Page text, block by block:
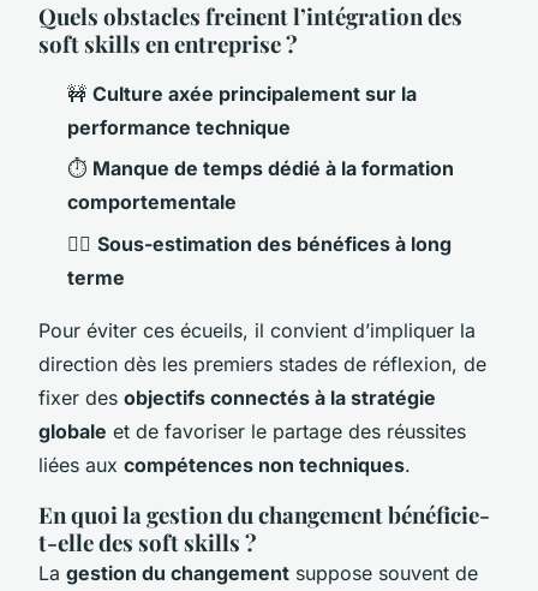
Quels obstacles freinent l’intégration des
soft skills en entreprise ?
🚧 Culture axée principalement sur la
performance technique
⏱ Manque de temps dédié à la formation
comportementale
🤷‍♀️ Sous-estimation des bénéfices à long
terme
Pour éviter ces écueils, il convient d’impliquer la
direction dès les premiers stades de réflexion, de
fixer des objectifs connectés à la stratégie
globale et de favoriser le partage des réussites
liées aux compétences non techniques.
En quoi la gestion du changement bénéficie-
t-elle des soft skills ?
La gestion du changement suppose souvent de